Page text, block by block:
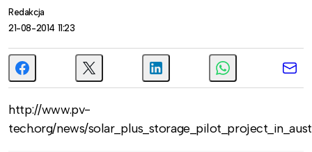
Redakcja
21-08-2014 11:23
http://www.pv-
tech.org/news/